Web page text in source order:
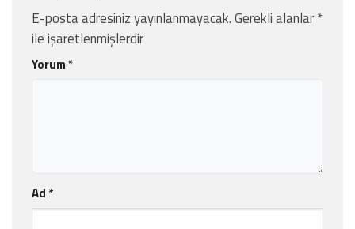
E-posta adresiniz yayınlanmayacak.Gerekli alanlar*
ile işaretlenmişlerdir
Yorum *
Ad *